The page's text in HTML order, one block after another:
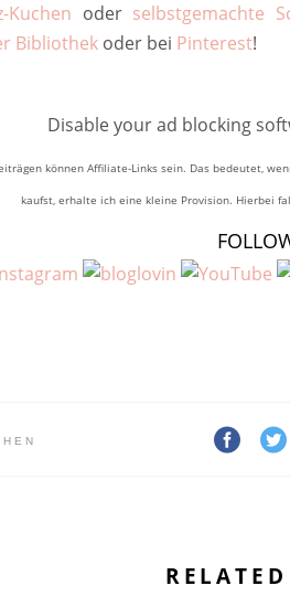
Kuchen oder selbstgemachte
Bibliothek oder bei Pinterest!
Disable your ad blocking
können Affiliate-Links sein. Das bedeutet,
kaufst, erhalte ich eine kleine Provision. Hierbei